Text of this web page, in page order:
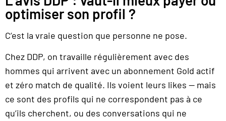
optimiser son profil ?
C’est la vraie question que personne ne pose.
Chez DDP, on travaille régulièrement avec des
hommes qui arrivent avec un abonnement Gold actif
et zéro match de qualité. Ils voient leurs likes — mais
ce sont des profils qui ne correspondent pas à ce
qu’ils cherchent, ou des conversations qui ne